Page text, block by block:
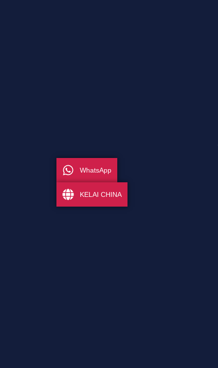
WhatsApp
KELAI CHINA